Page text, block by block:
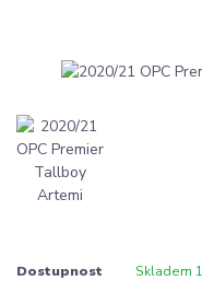
Dostupnost Skladem